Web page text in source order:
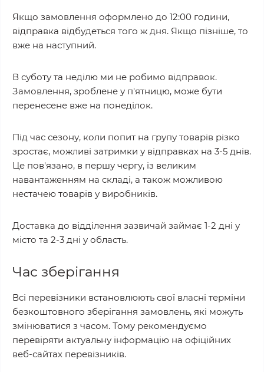
Якщо замовлення оформлено до 12:00 години,
відправка відбудеться того ж дня. Якщо пізніше, то
вже на наступний.
В суботу та неділю ми не робимо відправок.
Замовлення, зроблене у п'ятницю, може бути
перенесене вже на понеділок.
Під час сезону, коли попит на групу товарів різко
зростає, можливі затримки у відправках на 3-5 днів.
Це пов'язано, в першу чергу, із великим
навантаженням на складі, а також можливою
нестачею товарів у виробників.
Доставка до відділення зазвичай займає 1-2 дні у
місто та 2-3 дні у область.
Час зберігання
Всі перевізники встановлюють свої власні терміни
безкоштовного зберігання замовлень, які можуть
змінюватися з часом. Тому рекомендуємо
перевіряти актуальну інформацію на офіційних
веб-сайтах перевізників.